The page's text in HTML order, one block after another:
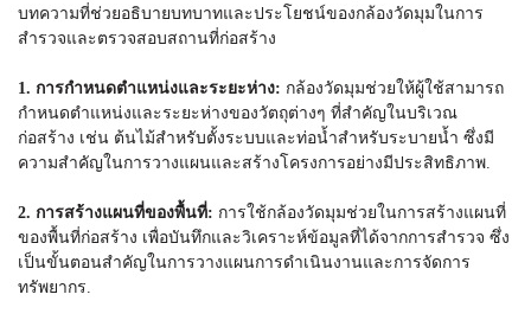
บทความที่ช่วยอธิบายบทบาทและประโยชน์ของกล้องวัดมุมในการ
สำรวจและตรวจสอบสถานที่ก่อสร้าง
1. การกำหนดตำแหน่งและระยะห่าง: กล้องวัดมุมช่วยให้ผู้ใช้สามารถ
กำหนดตำแหน่งและระยะห่างของวัตถุต่างๆ ที่สำคัญในบริเวณ
ก่อสร้าง เช่น ต้นไม้สำหรับตั้งระบบและท่อน้ำสำหรับระบายน้ำ ซึ่งมี
ความสำคัญในการวางแผนและสร้างโครงการอย่างมีประสิทธิภาพ.
2. การสร้างแผนที่ของพื้นที่: การใช้กล้องวัดมุมช่วยในการสร้างแผนที่
ของพื้นที่ก่อสร้าง เพื่อบันทึกและวิเคราะห์ข้อมูลที่ได้จากการสำรวจ ซึ่ง
เป็นขั้นตอนสำคัญในการวางแผนการดำเนินงานและการจัดการ
ทรัพยากร.